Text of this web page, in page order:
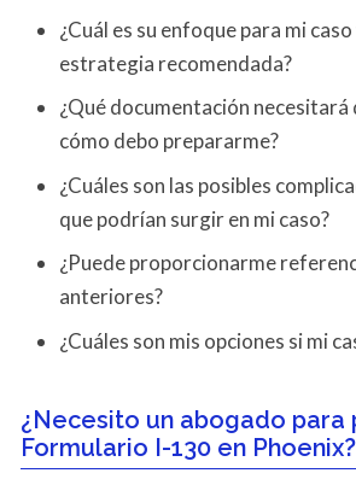
¿Cuál es su enfoque para mi
estrategia recomendada?
¿Qué documentación necesitará
cómo debo prepararme?
¿Cuáles son las posibles
que podrían surgir en mi caso?
¿Puede proporcionarme
anteriores?
¿Cuáles son mis opciones si mi
¿Necesito un abogado para
Formulario I-130 en Phoenix?